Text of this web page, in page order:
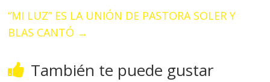
“MI LUZ” ES LA UNIÓN DE PASTORA SOLER Y
BLAS CANTÓ →
También te puede gustar